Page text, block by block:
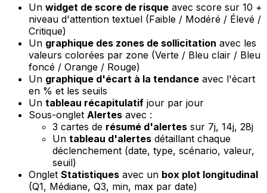
Un widget de score de risque avec score sur 10 +
niveau d'attention textuel (Faible / Modéré / Élevé /
Critique)
Un graphique des zones de sollicitation avec les
valeurs colorées par zone (Verte / Bleu clair / Bleu
foncé / Orange / Rouge)
Un graphique d'écart à la tendance avec l'écart
en % et les seuils
Un tableau récapitulatif jour par jour
Sous-onglet Alertes avec :
3 cartes de résumé d'alertes sur 7j, 14j, 28j
Un tableau d'alertes détaillant chaque
déclenchement (date, type, scénario, valeur,
seuil)
Onglet Statistiques avec un box plot longitudinal
(Q1, Médiane, Q3, min, max par date)